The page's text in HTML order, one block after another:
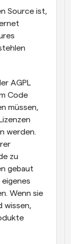
Source ist,
AGPL
Code
müssen,
werden.
zu
gebaut
Wenn sie
wissen,